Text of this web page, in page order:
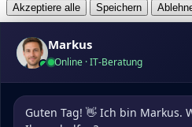
Akzeptiere alle Speichern
Über uns
Werbung oder Rankings. Wer
oder Reparaturen braucht, wird hier
Markus
Online · IT-Beratung
Guten Tag! 👋 Ich bin Markus.